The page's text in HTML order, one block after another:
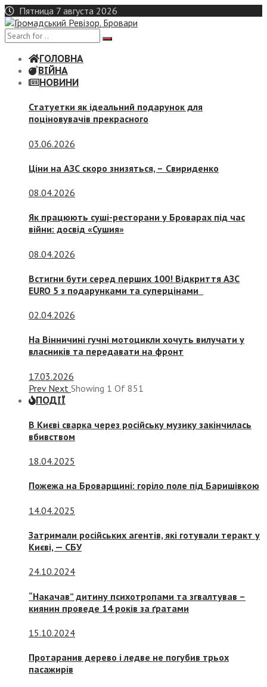
Skip
to
content
Пятница 7 августа 2026
ГОЛОВНА
ВІЙНА
НОВИНИ
Статуетки як ідеальний подарунок для
поціновувачів прекрасного
03.06.2026
Ціни на АЗС скоро знизяться, – Свириденко
08.04.2026
Як працюють суші-ресторани у Броварах під час
війни: досвід «Сушия»
08.04.2026
Встигни бути серед перших 100! Відкриття АЗС
EURO 5 з подарунками та суперцінами
02.04.2026
На Вінничині гучні мотоцикли хочуть вилучати у
власників та передавати на фронт
17.03.2026
Prev Next Showing 1 Of 851
ПОДІЇ
В Києві сварка через російську музику закінчилась
вбивством
18.04.2025
Пожежа на Броварщині: горіло поле під Баришівкою
14.04.2025
Затримали російських агентів, які готували теракт у
Києві, — СБУ
24.10.2024
“Накачав” дитину психотропами та згвалтував –
киянин проведе 14 років за ґратами
15.10.2024
Протаранив дерево і ледве не погубив трьох
пасажирів